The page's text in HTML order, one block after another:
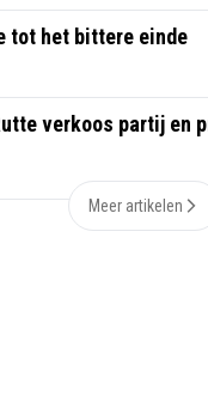
tot het bittere einde
verkoos partij en
Meer artikelen